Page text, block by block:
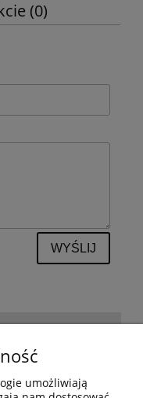
(0)
WYŚLIJ
umożliwiają